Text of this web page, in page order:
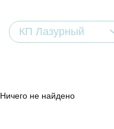
КП Лазурный
Ничего не найдено